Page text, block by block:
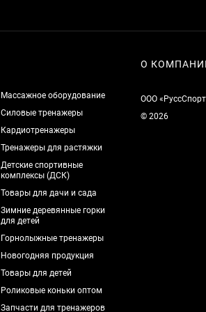
Массажное оборудование
Силовые тренажеры
Кардиотренажеры
Тренажеры для растяжки
Детские спортивные
комплексы (ДСК)
Товары для дачи и сада
Зимние деревянные горки
для детей
Горнолыжные тренажеры
Новогодняя продукция
Товары для детей
Роликовые коньки оптом
Запчасти для тренажеров
О
ООО
© 2026